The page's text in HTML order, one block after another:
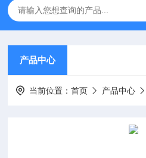
产品中心
当前位置：首页 产品中心